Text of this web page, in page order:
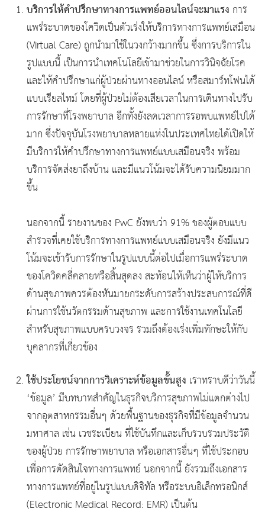
บริการให้คำปรึกษาทางการแพทย์ออนไลน์จะมาแรง การ
แพร่ระบาดของโควิดเป็นตัวเร่งให้บริการทางการแพทย์เสมือน
(Virtual Care) ถูกนำมาใช้ในวงกว้างมากขึ้น ซึ่งการบริการใน
รูปแบบนี้ เป็นการนำเทคโนโลยีเข้ามาช่วยในการวินิจฉัยโรค
และให้คำปรึกษาแก่ผู้ป่วยผ่านทางออนไลน์ หรือสมาร์ทโฟนได้
แบบเรียลไทม์ โดยที่ผู้ป่วยไม่ต้องเสียเวลาในการเดินทางไปรับ
การรักษาที่โรงพยาบาล อีกทั้งยังลดเวลาการรอพบแพทย์ไปได้
มาก ซึ่งปัจจุบันโรงพยาบาลหลายแห่งในประเทศไทยได้เปิดให้
มีบริการให้คำปรึกษาทางการแพทย์แบบเสมือนจริง พร้อม
บริการจัดส่งยาถึงบ้าน และมีแนวโน้มจะได้รับความนิยมมาก
ขึ้น
นอกจากนี้ รายงานของ PwC ยังพบว่า 91% ของผู้ตอบแบบ
สำรวจที่เคยใช้บริการทางการแพทย์แบบเสมือนจริง ยังมีแนว
โน้มจะเข้ารับการรักษาในรูปแบบนี้ต่อไปเมื่อการแพร่ระบาด
ของโควิดคลี่คลายหรือสิ้นสุดลง สะท้อนให้เห็นว่าผู้ให้บริการ
ด้านสุขภาพควรต้องหันมายกระดับการสร้างประสบการณ์ที่ดี
ผ่านการใช้นวัตกรรมด้านสุขภาพ และการใช้งานเทคโนโลยี
สำหรับสุขภาพแบบครบวงจร รวมถึงต้องเร่งเพิ่มทักษะให้กับ
บุคลากรที่เกี่ยวข้อง
ใช้ประโยชน์จากการวิเคราะห์ข้อมูลขั้นสูง เราทราบดีว่าวันนี้
‘ข้อมูล’ มีบทบาทสำคัญในธุรกิจบริการสุขภาพไม่แตกต่างไป
จากอุตสาหกรรมอื่นๆ ด้วยพื้นฐานของธุรกิจที่มีข้อมูลจำนวน
มหาศาล เช่น เวชระเบียน ที่ใช้บันทึกและเก็บรวบรวมประวัติ
ของผู้ป่วย การรักษาพยาบาล หรือเอกสารอื่นๆ ที่ใช้ประกอบ
เพื่อการตัดสินใจทางการแพทย์ นอกจากนี้ ยังรวมถึงเอกสาร
ทางการแพทย์ที่อยู่ในรูปแบบดิจิทัล หรือระบบอิเล็กทรอนิกส์
(Electronic Medical Record: EMR) เป็นต้น